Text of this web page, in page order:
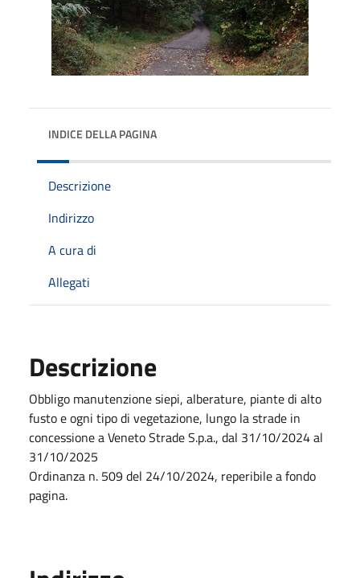
INDICE DELLA PAGINA
Descrizione
Indirizzo
A cura di
Allegati
Descrizione
Obbligo manutenzione siepi, alberature, piante di alto
fusto e ogni tipo di vegetazione, lungo la strade in
concessione a Veneto Strade S.p.a., dal 31/10/2024 al
31/10/2025
Ordinanza n. 509 del 24/10/2024, reperibile a fondo
pagina.